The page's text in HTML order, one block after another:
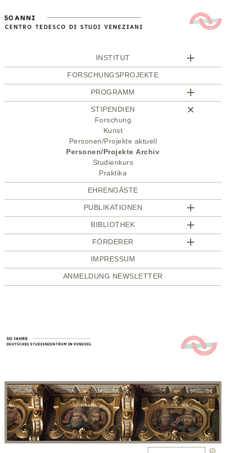
INSTITUT
FORSCHUNGSPROJEKTE
PROGRAMM
STIPENDIEN
Forschung
Kunst
Personen/Projekte aktuell
Personen/Projekte Archiv
Studienkurs
Praktika
EHRENGÄSTE
PUBLIKATIONEN
BIBLIOTHEK
FÖRDERER
IMPRESSUM
ANMELDUNG NEWSLETTER